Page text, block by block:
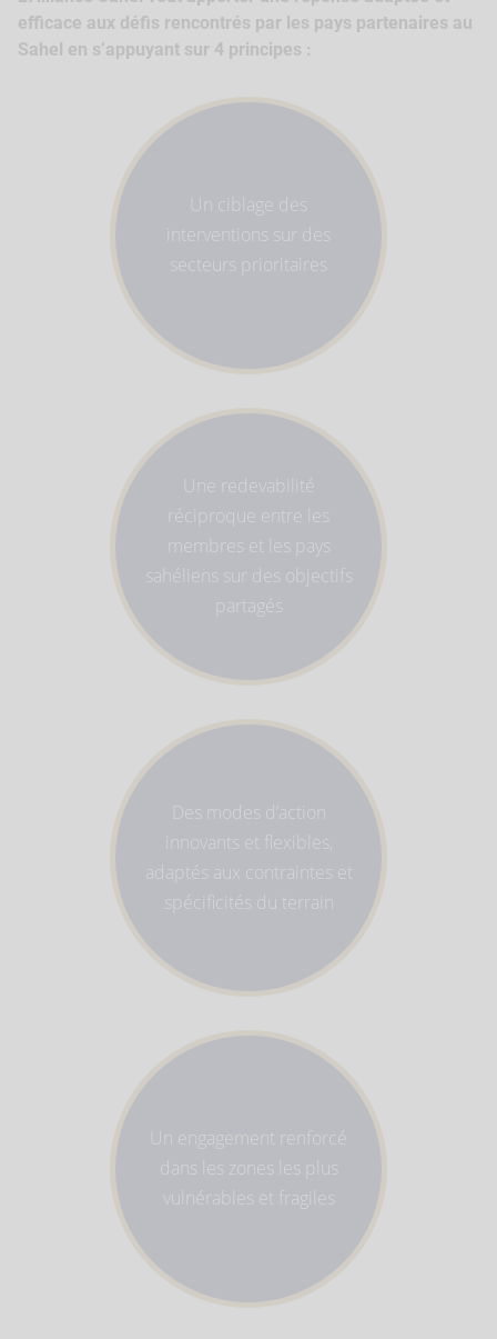
efficace aux défis rencontrés par les pays partenaires au
Sahel en s’appuyant sur 4 principes :
Un ciblage des
interventions sur des
secteurs prioritaires
Une redevabilité
réciproque entre les
membres et les pays
sahéliens sur des objectifs
partagés
Des modes d’action
innovants et flexibles,
adaptés aux contraintes et
spécificités du terrain
Un engagement renforcé
dans les zones les plus
vulnérables et fragiles